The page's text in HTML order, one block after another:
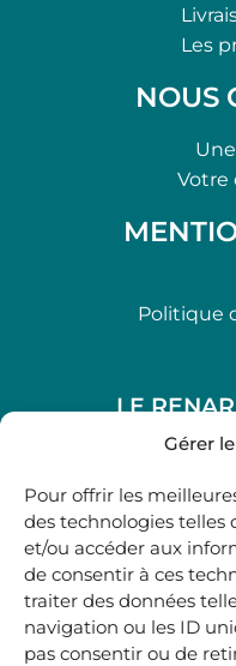
Gérer
Pour offrir les
des technologies telles
et/ou accéder aux
de consentir à ces
traiter des données
navigation ou les ID
pas consentir ou de
Les
NOUS
Votre
Politique
LE
48, rue
05
10H00-